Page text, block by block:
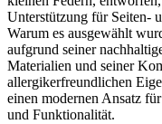
Unterstützung für Seiten-
Warum es ausgewählt
aufgrund seiner
Materialien und seiner
allergikerfreundlichen
einen modernen Ansatz
und Funktionalität.